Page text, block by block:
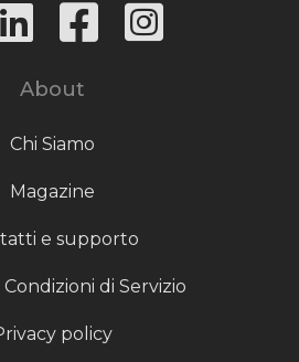
About
Chi Siamo
Magazine
e supporto
di Servizio
policy